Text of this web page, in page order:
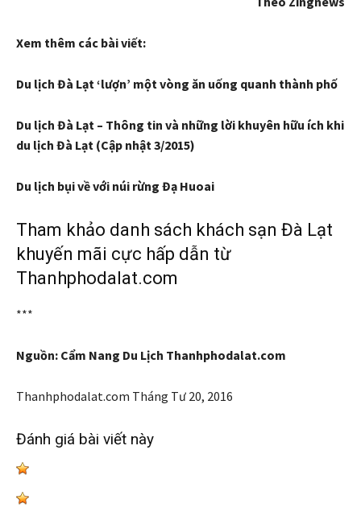
Xem thêm các bài viết:
Du lịch Đà Lạt ‘lượn’ một vòng ăn uống quanh thành phố
Du lịch Đà Lạt – Thông tin và những lời khuyên hữu ích khi
du lịch Đà Lạt (Cập nhật 3/2015)
Du lịch bụi về với núi rừng Đạ Huoai
Tham khảo danh sách khách sạn Đà Lạt
khuyến mãi cực hấp dẫn từ
Thanhphodalat.com
***
Nguồn: Cẩm Nang Du Lịch Thanhphodalat.com
Thanhphodalat.com Tháng Tư 20, 2016
Đánh giá bài viết này